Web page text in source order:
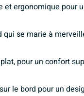
et ergonomique pour
qui se marie à
pour un confort
le bord pour un